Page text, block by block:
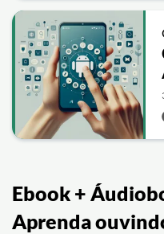
Ebook +
Aprenda